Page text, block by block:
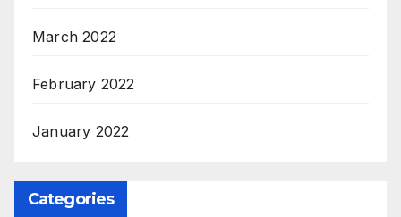
March 2022
February 2022
January 2022
Categories